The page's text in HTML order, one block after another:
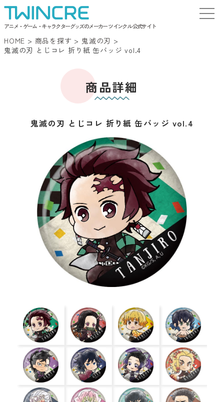
アニメ・ゲーム・キャラクターグッズのメーカー ツインクル 公式サイト
HOME > 商品を探す > 鬼滅の刃 >
鬼滅の刃 とじコレ 折り紙 缶バッジ vol.4
商品詳細
鬼滅の刃 とじコレ 折り紙 缶バッジ vol.4